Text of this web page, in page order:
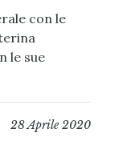
con le
le sue
28 Aprile 2020